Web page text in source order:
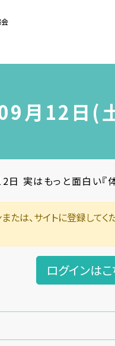
会
月12日(土
実はもっと面白い『
は、サイトに登録してく
ログインはこ